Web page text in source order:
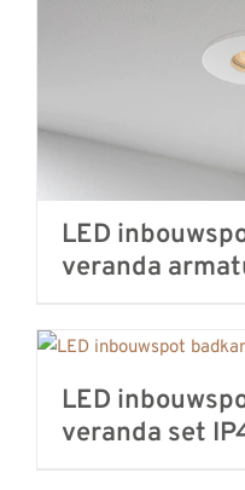
LED
veranda
LED
veranda set